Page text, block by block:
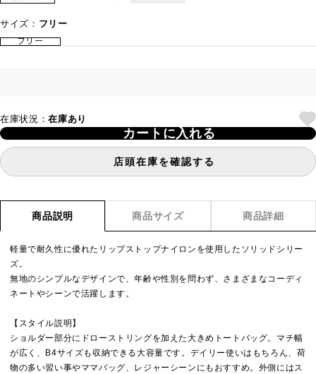
サイズ： フリー
フリー
在庫状況：在庫あり
カートに入れる
店頭在庫を確認する
商品説明 商品サイズ 商品詳細
軽量で耐久性に優れたリップストップナイロンを使用したソリッドシリー
ズ。
無地のシンプルなデザインで、年齢や性別を問わず、さまざまなコーディ
ネートやシーンで活躍します。
【スタイル説明】
ショルダー部分にドローストリングを加えた大きめトートバッグ。マチ幅
が広く、B4サイズも収納できる大容量です。デイリー使いはもちろん、荷
物の多い習い事やママバッグ、レジャーシーンにもおすすめ。外側にはス